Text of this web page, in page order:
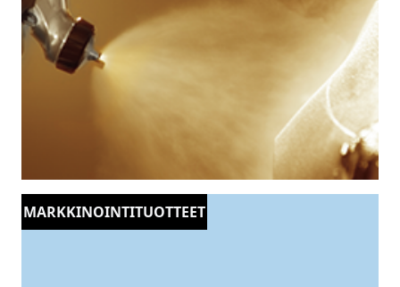
MAALIT JA LAKAT
MARKKINOINTITUOTTEET